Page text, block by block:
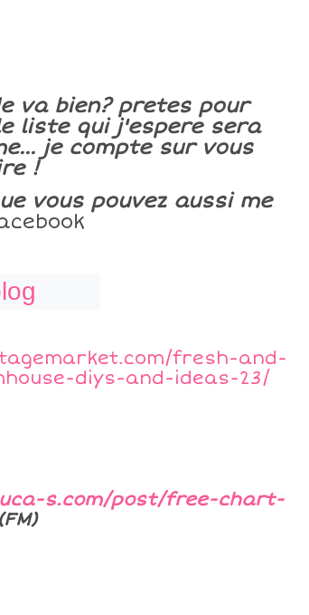
va bien? pretes pour
liste qui j'espere sera
je compte sur vous
!
vous pouvez aussi me
fresh-and-
diys-and-ideas-23/
s.com/post/free-chart-